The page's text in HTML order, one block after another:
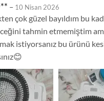
– 10 Nisan 2026
çok güzel bayıldım bu
tahmin etmemiştim
istiyorsanız bu ürünü